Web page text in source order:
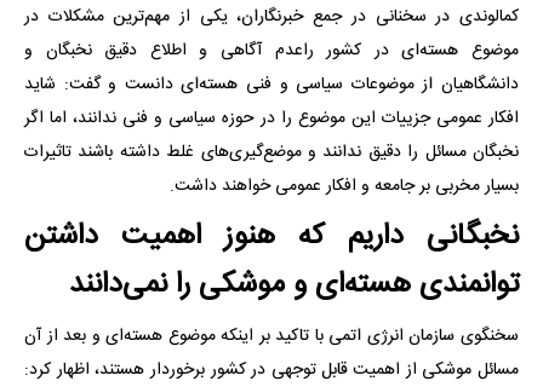
کمالوندی در سخنانی در جمع خبرنگاران، یکی از مهم‌ترین مشکلات در
موضوع هسته‌ای در کشور راعدم آگاهی و اطلاع دقیق نخبگان و
دانشگاهیان از موضوعات سیاسی و فنی هسته‌ای دانست و گفت: شاید
افکار عمومی جزییات این موضوع را در حوزه سیاسی و فنی ندانند، اما اگر
نخبگان مسائل را دقیق ندانند و موضع‌گیری‌های غلط داشته باشند تاثیرات
بسیار مخربی بر جامعه و افکار عمومی خواهند داشت.
نخبگانی داریم که هنوز اهمیت داشتن
توانمندی هسته‌ای و موشکی را نمی‌دانند
سخنگوی سازمان انرژی اتمی با تاکید بر اینکه موضوع هسته‌ای و بعد از آن
مسائل موشکی از اهمیت قابل توجهی در کشور برخوردار هستند، اظهار کرد: